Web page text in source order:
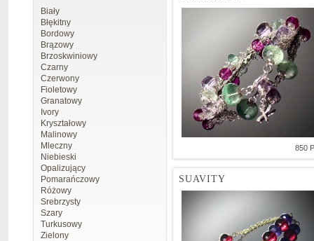
Biały
Błękitny
Bordowy
Brązowy
Brzoskwiniowy
Czarny
Czerwony
Fioletowy
Granatowy
Ivory
Kryształowy
Malinowy
Mleczny
Niebieski
Opalizujący
Pomarańczowy
Różowy
Srebrzysty
Szary
Turkusowy
Zielony
850
SUAVITY